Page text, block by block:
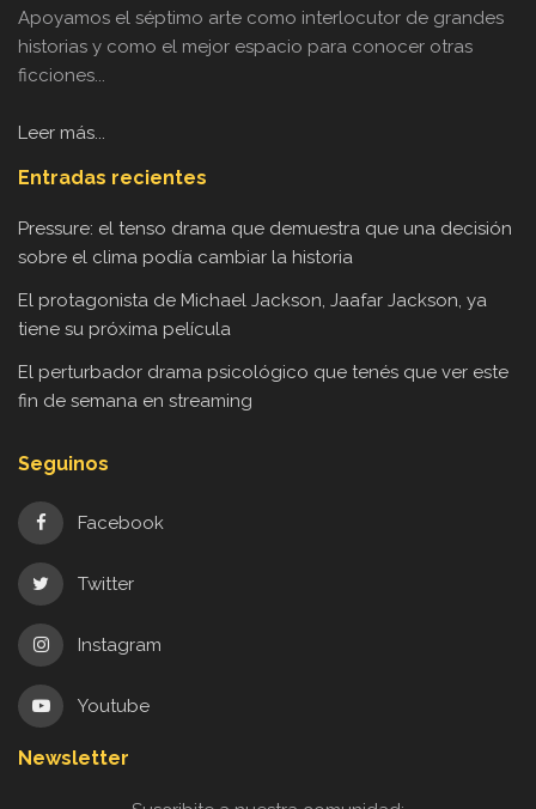
Apoyamos el séptimo arte como interlocutor de grandes
historias y como el mejor espacio para conocer otras
ficciones...
Leer más...
Entradas recientes
Pressure: el tenso drama que demuestra que una decisión
sobre el clima podía cambiar la historia
El protagonista de Michael Jackson, Jaafar Jackson, ya
tiene su próxima película
El perturbador drama psicológico que tenés que ver este
fin de semana en streaming
Seguinos
Facebook
Twitter
Instagram
Youtube
Newsletter